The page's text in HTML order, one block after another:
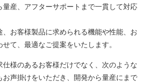
量産、アフターサポートまで一貫して対応
、お客様製品に求められる機能や性能、お
て、最適なご提案をいたします。
様のあるお客様だけでなく、次のような
お声掛けをいただき、開発から量産にまで